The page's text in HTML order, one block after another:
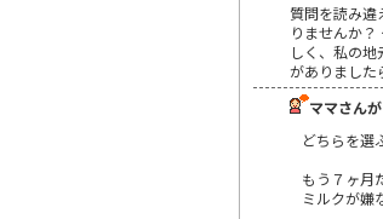
質問を読み違
りませんか
しく、私の
がありました
ママさんが
どちらを選
もう７ヶ月
ミルクが嫌